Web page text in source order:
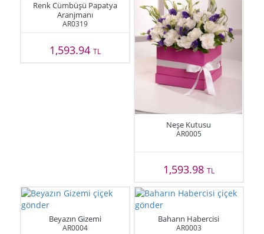
Renk Cümbüşü Papatya
Aranjmanı
AR0319
1,593.94TL
Neşe Kutusu
AR0005
1,593.98 TL
Beyazın Gizemi
AR0004
Baharın Habercisi
AR0003